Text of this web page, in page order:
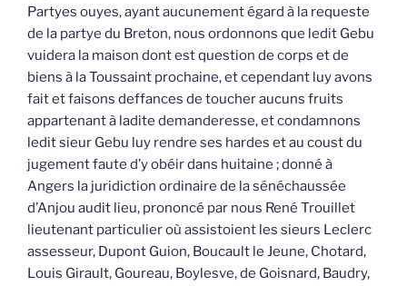
Partyes ouyes, ayant aucunement égard à la requeste
de la partye du Breton, nous ordonnons que ledit Gebu
vuidera la maison dont est question de corps et de
biens à la Toussaint prochaine, et cependant luy avons
fait et faisons deffances de toucher aucuns fruits
appartenant à ladite demanderesse, et condamnons
ledit sieur Gebu luy rendre ses hardes et au coust du
jugement faute d’y obéir dans huitaine ; donné à
Angers la juridiction ordinaire de la sénéchaussée
d’Anjou audit lieu, prononcé par nous René Trouillet
lieutenant particulier où assistoient les sieurs Leclerc
assesseur, Dupont Guion, Boucault le Jeune, Chotard,
Louis Girault, Goureau, Boylesve, de Goisnard, Baudry,